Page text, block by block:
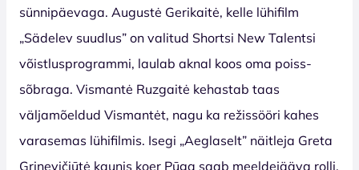
sünnipäevaga. Augustė Gerikaitė, kelle lühifilm
„Sädelev suudlus” on valitud Shortsi New Talentsi
võistlusprogrammi, laulab aknal koos oma poiss-
sõbraga. Vismantė Ruzgaitė kehastab taas
väljamõeldud Vismantėt, nagu ka režissööri kahes
varasemas lühifilmis. Isegi „Aeglaselt” näitleja Greta
Grinevičiūtė kaunis koer Pūga saab meeldejääva rolli.